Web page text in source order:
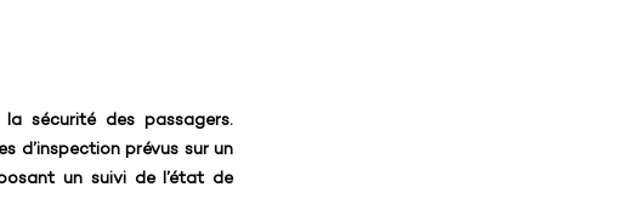
sécurité des passagers.
d’inspection prévus sur un
un suivi de l’état de